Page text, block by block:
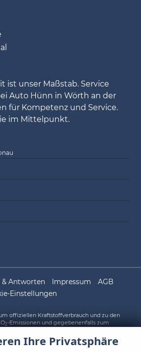
ist unser Maßstab. Service
Auto Hünn in Wörth an der
für Kompetenz und Service.
im Mittelpunkt.
& Antworten Impressum
AGB
Einstellungen
offiziellen Kraftstoffverbrauch und zu den
2-Emissionen und gegebenenfalls zum
spezifischen CO
2
-Emissionen und den
neuer PKW' entnommen werden, der an allen
Ihre Privatsphäre